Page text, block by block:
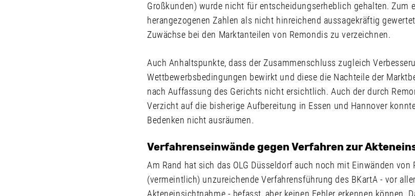
Großkunden) wurde nicht für entscheidungserheblich gehalten. Zum
herangezogenen Zahlen als nicht hinreichend aussagekräftig
Zuwächse bei den Marktanteilen von Remondis zu verzeichnen.
Auch Anhaltspunkte, dass der Zusammenschluss zugleich
Wettbewerbsbedingungen bewirkt und diese die Nachteile der
nach Auffassung des Gerichts nicht ersichtlich. Auch der durch
Verzicht auf die bisherige Aufbereitung in Essen und Hannover
Bedenken nicht ausräumen.
Verfahrenseinwände gegen Verfahren zur
Am Rand hat sich das OLG Düsseldorf auch noch mit Einwänden von
(vermeintlich) unzureichende Verfahrensführung des BKartA - vor
Akteneinsichtnahme - befasst, aber keinen Fehler erkennen können.